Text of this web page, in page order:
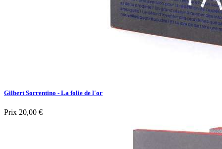
Gilbert Sorrentino - La folie de l'or
Prix 20,00 €